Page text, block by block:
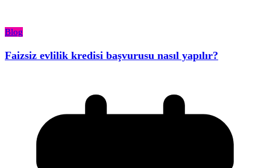
Blog
Faizsiz evlilik kredisi başvurusu nasıl yapılır?